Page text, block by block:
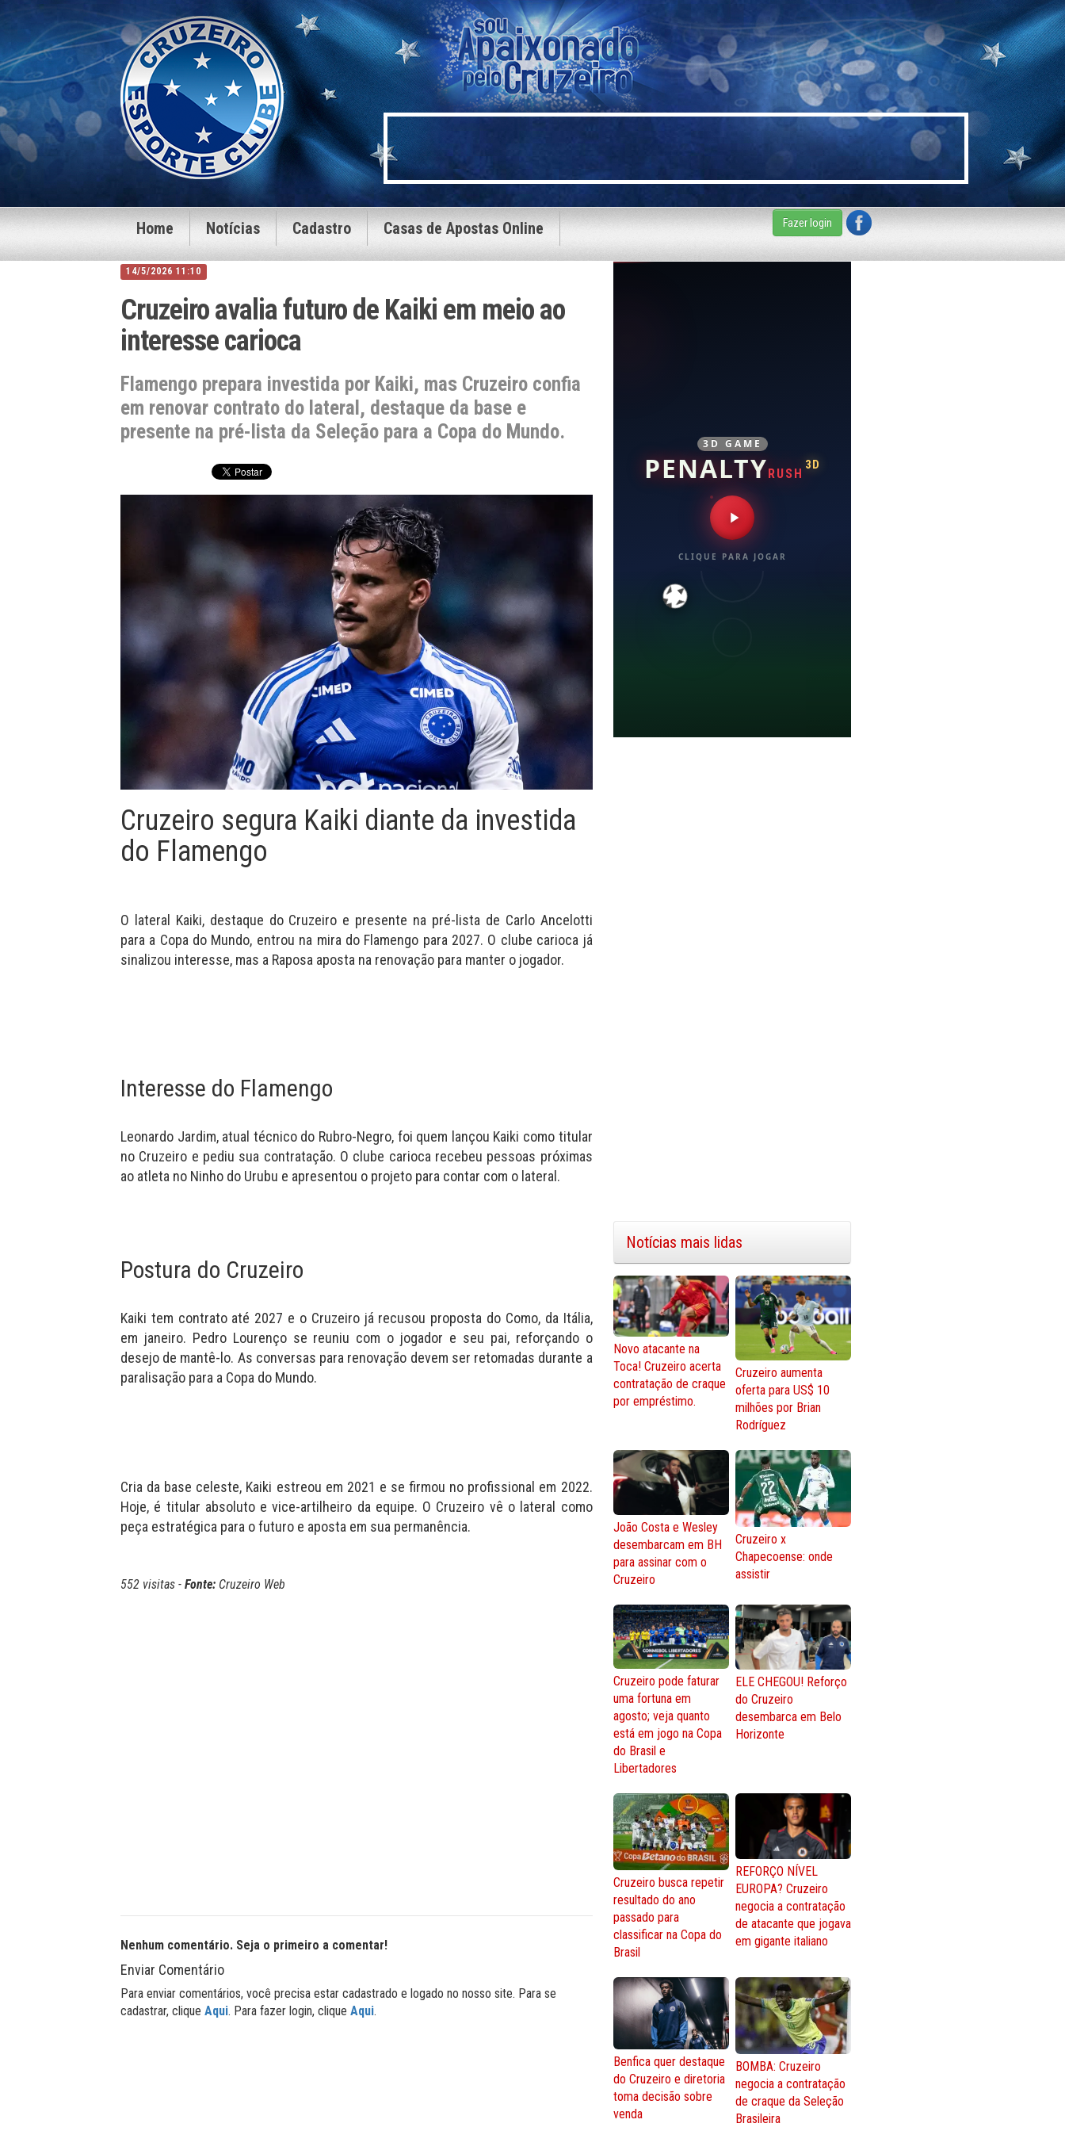
Home Notícias Cadastro Casas de Apostas Online Fazer login
14/5/2026 11:10
Cruzeiro avalia futuro de Kaiki em meio ao
interesse carioca
Flamengo prepara investida por Kaiki, mas Cruzeiro confia
em renovar contrato do lateral, destaque da base e
presente na pré-lista da Seleção para a Copa do Mundo.
Cruzeiro segura Kaiki diante da investida
do Flamengo
O lateral Kaiki, destaque do Cruzeiro e presente na pré-lista de Carlo Ancelotti
para a Copa do Mundo, entrou na mira do Flamengo para 2027. O clube carioca já
sinalizou interesse, mas a Raposa aposta na renovação para manter o jogador.
Interesse do Flamengo
Leonardo Jardim, atual técnico do Rubro-Negro, foi quem lançou Kaiki como titular
no Cruzeiro e pediu sua contratação. O clube carioca recebeu pessoas próximas
ao atleta no Ninho do Urubu e apresentou o projeto para contar com o lateral.
Postura do Cruzeiro
Kaiki tem contrato até 2027 e o Cruzeiro já recusou proposta do Como, da Itália,
em janeiro. Pedro Lourenço se reuniu com o jogador e seu pai, reforçando o
desejo de mantê-lo. As conversas para renovação devem ser retomadas durante a
paralisação para a Copa do Mundo.
Cria da base celeste, Kaiki estreou em 2021 e se firmou no profissional em 2022.
Hoje, é titular absoluto e vice-artilheiro da equipe. O Cruzeiro vê o lateral como
peça estratégica para o futuro e aposta em sua permanência.
552 visitas - Fonte: Cruzeiro Web
Nenhum comentário. Seja o primeiro a comentar!
Enviar Comentário
Para enviar comentários, você precisa estar cadastrado e logado no nosso site. Para se
cadastrar, clique Aqui. Para fazer login, clique Aqui.
3D GAME
PENALTYRUSH
3D
CLIQUE PARA JOGAR
Notícias mais lidas
Novo atacante na
Toca! Cruzeiro acerta
contratação de craque
por empréstimo.
Cruzeiro aumenta
oferta para US$ 10
milhões por Brian
Rodríguez
João Costa e Wesley
desembarcam em BH
para assinar com o
Cruzeiro
Cruzeiro x
Chapecoense: onde
assistir
Cruzeiro pode faturar
uma fortuna em
agosto; veja quanto
está em jogo na Copa
do Brasil e
Libertadores
ELE CHEGOU! Reforço
do Cruzeiro
desembarca em Belo
Horizonte
Cruzeiro busca repetir
resultado do ano
passado para
classificar na Copa do
Brasil
REFORÇO NÍVEL
EUROPA? Cruzeiro
negocia a contratação
de atacante que jogava
em gigante italiano
Benfica quer destaque
do Cruzeiro e diretoria
toma decisão sobre
venda
BOMBA: Cruzeiro
negocia a contratação
de craque da Seleção
Brasileira